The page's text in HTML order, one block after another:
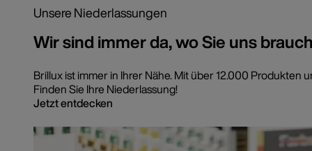
Unsere Niederlassungen
Wir sind immer da, wo Sie uns
Brillux ist immer in Ihrer Nähe. Mit über 12.000 Produkten
Finden Sie Ihre Niederlassung!
Jetzt entdecken